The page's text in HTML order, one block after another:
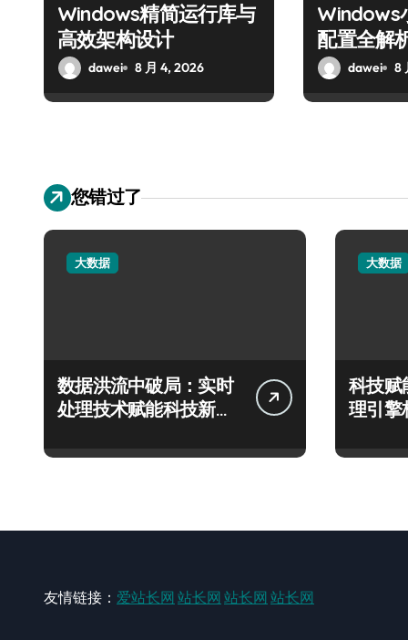
Windows精简运行库与
高效架构设计
dawei 8 月 4, 2026
Windows
配置全解
dawei 8
您错过了
大数据
数据洪流中破局：实时
处理技术赋能科技新飞
大数据
科技赋
理引擎
友情链接： 爱站长网 站长网 站长网 站长网